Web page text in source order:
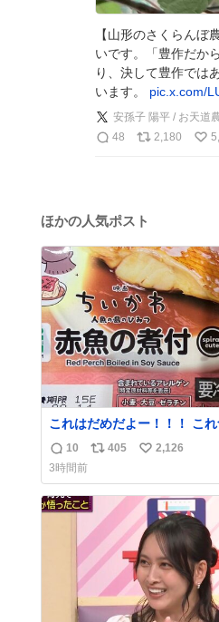
【山形のさくらん
いです。「豊作だか
り、決して豊作では
います。 pic.x.com/
安孫子 陽平 / お天道
48
2,180
ほかの人気ポスト
これはだめだよー！！！ これ食べたら🧜‍♀️ 檻に
入れられて、なんかずうっと
よ、、 #トラウマ
返
信
数
10
リ
ス
ト
数
405
い
ね
数
2,126
3時間前